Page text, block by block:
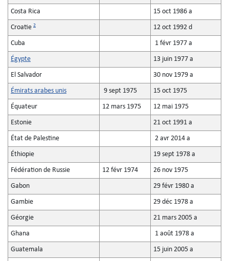
Costa Rica 15 oct 1986 a
Croatie 2 12 oct 1992 d
Cuba 1 févr 1977 a
Égypte 13 juin 1977 a
El Salvador 30 nov 1979 a
Émirats arabes unis 9 sept 1975 15 oct 1975
Équateur 12 mars 1975 12 mai 1975
Estonie 21 oct 1991 a
État de Palestine 2 avr 2014 a
Éthiopie 19 sept 1978 a
Fédération de Russie 12 févr 1974 26 nov 1975
Gabon 29 févr 1980 a
Gambie 29 déc 1978 a
Géorgie 21 mars 2005 a
Ghana 1 août 1978 a
Guatemala 15 juin 2005 a